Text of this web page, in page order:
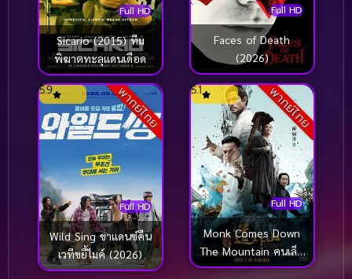
Full HD
Sicario (2015) ทีม
พิฆาตทะลุแดนเดือด
Full HD
Faces of Death
(2026)
พากย์ไทย
Full HD
5.9
Wild Sing ขาแดนซ์คืน
เวทีขยี้ไมค์ (2026)
พากย์ไทย
Full HD
5.1
Monk Comes Down
The Mountain คนเล็ก
หมัดอรหันต์ (2015)